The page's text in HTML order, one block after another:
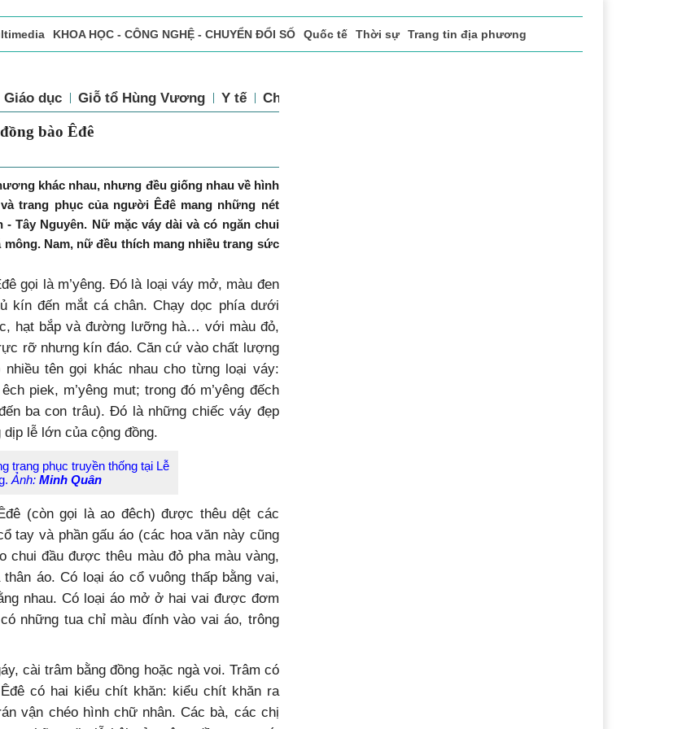
KHOA HỌC - CÔNG NGHỆ - CHUYỂN ĐỔI SỐ Quốc tế Thời sự Trang tin địa phương
Giáo dục Giỗ tổ Hùng Vương Y tế Chính sách xã hội
bào Êđê
khác nhau, nhưng đều giống nhau về hình
trang phục của người Êđê mang những nét
Tây Nguyên. Nữ mặc váy dài và có ngăn chui
Nam, nữ đều thích mang nhiều trang sức
gọi là m’yêng. Đó là loại váy mở, màu đen
kín đến mắt cá chân. Chạy dọc phía dưới
hạt bắp và đường lưỡng hà… với màu đỏ,
rỡ nhưng kín đáo. Căn cứ vào chất lượng
tên gọi khác nhau cho từng loại váy:
piek, m’yêng mut; trong đó m’yêng đếch
ba con trâu). Đó là những chiếc váy đẹp
lễ lớn của cộng đồng.
trang phục truyền thống tại Lễ
Ảnh:Minh Quân
(còn gọi là ao đêch) được thêu dệt các
tay và phần gấu áo (các hoa văn này cũng
đầu được thêu màu đỏ pha màu vàng,
áo. Có loại áo cổ vuông thấp bằng vai,
nhau. Có loại áo mở ở hai vai được đơm
những tua chỉ màu đính vào vai áo, trông
cài trâm bằng đồng hoặc ngà voi. Trâm có
có hai kiểu chít khăn: kiểu chít khăn ra
vận chéo hình chữ nhân. Các bà, các chị